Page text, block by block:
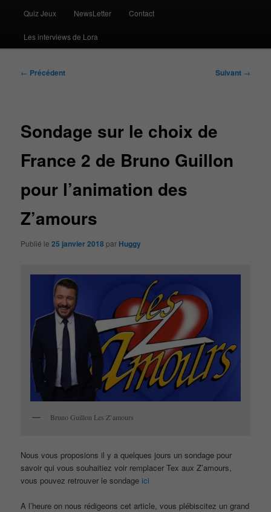
Quiz Jeux NewsLetter Contact
Les interviews de Lora
Navigation
← Précédent Suivant →
Sondage sur le choix de
France 2 de Bruno Guillon
pour l’animation des
Z’amours
Publié le25 janvier 2018 par Huggy
Bruno Guillon Les Z’amours
Nous vous proposions il y a quelques jours un sondage pour
savoir qui vous souhaitiez voir remplacer Tex aux Z’amours,
vous pouvez retrouver le sondage ici
A l’heure on nous rédigeons cet article, vous plébiscitez un grand